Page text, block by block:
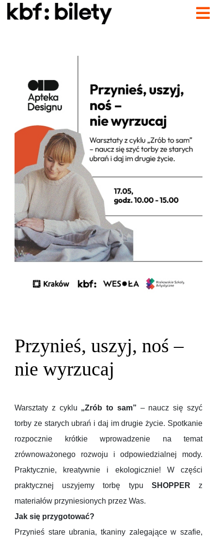
Przynieś, uszyj, noś –
nie wyrzucaj
Warsztaty z cyklu „Zrób to sam” – naucz się szyć
torby ze starych ubrań i daj im drugie życie. Spotkanie
rozpocznie krótkie wprowadzenie na temat
zrównoważonego rozwoju i odpowiedzialnej mody.
Praktycznie, kreatywnie i ekologicznie! W części
praktycznej uszyjemy torbę typu SHOPPER z
materiałów przyniesionych przez Was.
Jak się przygotować?
Przynieś stare ubrania, tkaniny zalegające w szafie,